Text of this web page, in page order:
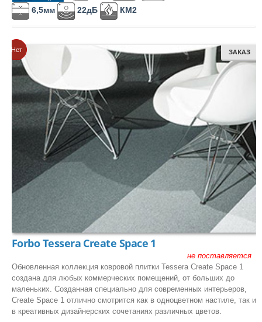
КМ2
КМ3 и лучше
КМ4
КМ4 и лучше
КМ5
КМ5 и лучше
6,5мм 22дБ КМ2
Нет ЗАКАЗ
Forbo Tessera Create Space 1
не поставляется
Обновленная коллекция ковровой плитки Tessera Create Space 1
создана для любых коммерческих помещений, от больших до
маленьких. Созданная специально для современных интерьеров,
Create Space 1 отлично смотрится как в одноцветном настиле, так и
в креативных дизайнерских сочетаниях различных цветов.